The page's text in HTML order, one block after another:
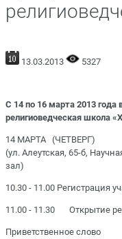
13.03.2013 5327
С 14 по 16 марта 2013
религиоведческая школа
14 МАРТА (ЧЕТВЕРГ)
(ул. Алеутская, 65-б,
зал)
10.30 - 11.00 Регистрация
11.00 - 11.30 Открытие
Приветственное слово